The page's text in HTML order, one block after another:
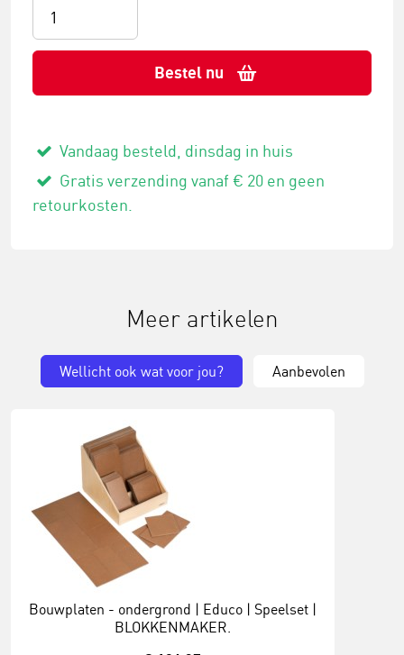
Bestel nu
Vandaag besteld, dinsdag in huis
Gratis verzending vanaf € 20 en geen
retourkosten.
Meer artikelen
Wellicht ook wat voor jou? Aanbevolen
Bouwplaten - ondergrond | Educo | Speelset |
BLOKKENMAKER.